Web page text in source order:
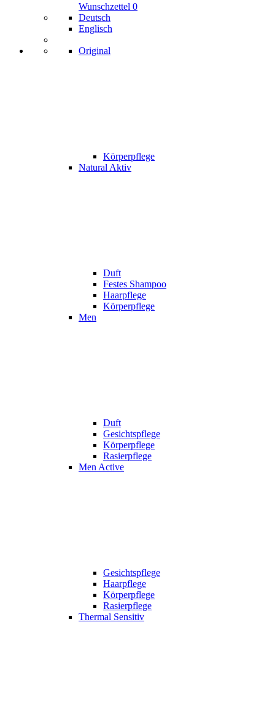
Wunschzettel 0
Deutsch
Englisch
Original
Körperpflege
Natural Aktiv
Duft
Festes Shampoo
Haarpflege
Körperpflege
Men
Duft
Gesichtspflege
Körperpflege
Rasierpflege
Men Active
Gesichtspflege
Haarpflege
Körperpflege
Rasierpflege
Thermal Sensitiv